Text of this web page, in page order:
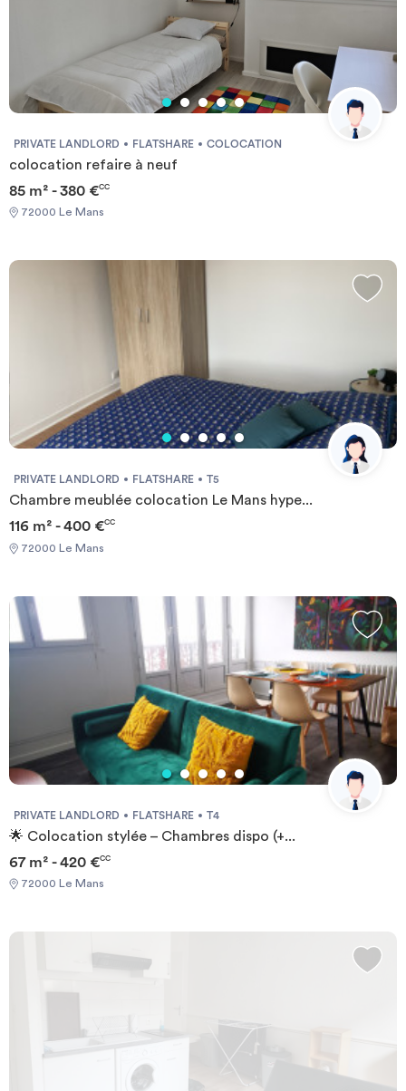
PRIVATE LANDLORD FLATSHARE COLOCATION
colocation refaire à neuf
85 m² - 380 €CC
72000 Le Mans
PRIVATE LANDLORD FLATSHARE T5
Chambre meublée colocation Le Mans hype...
116 m² - 400 €CC
72000 Le Mans
PRIVATE LANDLORD FLATSHARE T4
🌟 Colocation stylée – Chambres dispo (+...
67 m² - 420 €CC
72000 Le Mans